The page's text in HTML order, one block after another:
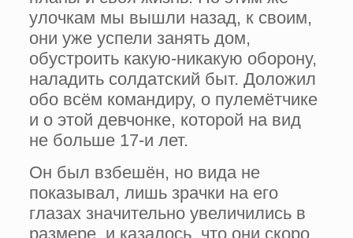
улочкам мы вышли назад, к своим,
они уже успели занять дом,
обустроить какую-никакую оборону,
наладить солдатский быт. Доложил
обо всём командиру, о пулемётчике
и о этой девчонке, которой на вид
не больше 17-и лет.
Он был взбешён, но вида не
показывал, лишь зрачки на его
глазах значительно увеличились в
размере, и казалось, что они скоро